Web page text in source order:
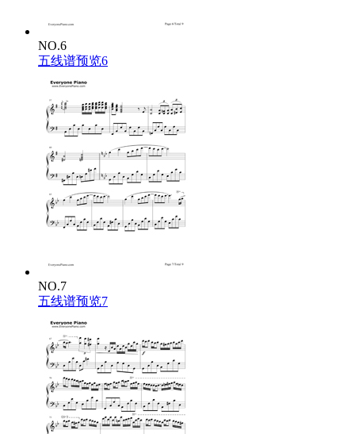
NO.6
五线谱预览6
NO.7
五线谱预览7